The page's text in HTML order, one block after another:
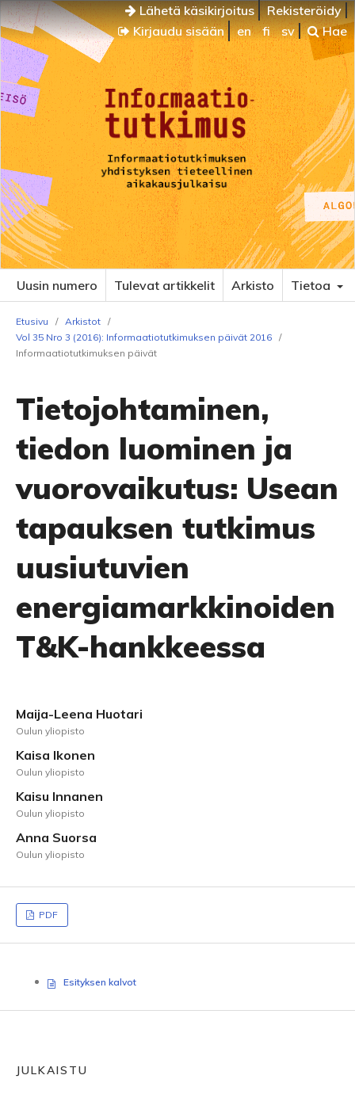
Lähetä käsikirjoitus
Rekisteröidy
Kirjaudu sisään
en fi sv Hae
Uusin numero Tulevat artikkelit Arkisto Tietoa
Etusivu / Arkistot /
Vol 35 Nro 3 (2016): Informaatiotutkimuksen päivät 2016 /
Informaatiotutkimuksen päivät
Tietojohtaminen,
tiedon luominen ja
vuorovaikutus: Usean
tapauksen tutkimus
uusiutuvien
energiamarkkinoiden
T&K-hankkeessa
Maija-Leena Huotari
Oulun yliopisto
Kaisa Ikonen
Oulun yliopisto
Kaisu Innanen
Oulun yliopisto
Anna Suorsa
Oulun yliopisto
PDF
Esityksen kalvot
JULKAISTU